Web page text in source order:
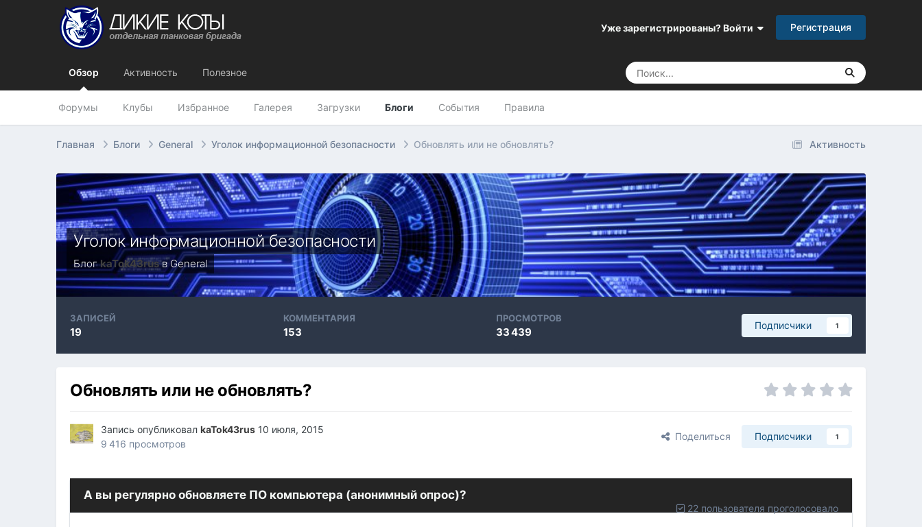
Уже зарегистрированы? Войти Регистрация
Обзор
Форумы Клубы Избранное Галерея Загрузки Блоги События Правила
Активность Полезное
Активность
Главная Блоги General Уголок информационной безопасности Обновлять или не обновлять?
Уголок информационной безопасности
БлогkaTok43rusвGeneral
Подписчики 1
ЗАПИСЕЙ
19
КОММЕНТАРИЯ
153
ПРОСМОТРОВ
33 439
Обновлять или не обновлять?
Запись опубликовалkaTok43rus 10 июля, 2015
9 416 просмотров
Поделиться Подписчики 1
А вы регулярно обновляете ПО компьютера (анонимный опрос)?
22 пользователя проголосовало